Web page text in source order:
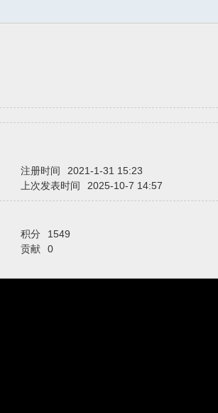
注册时间 2021-1-31 15:23
上次发表时间 2025-10-7 14:57
积分 1549
贡献 0